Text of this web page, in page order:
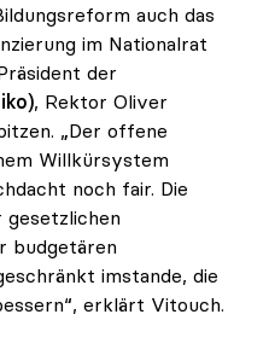
auch das
im Nationalrat
der
, Rektor Oliver
„Der offene
Willkürsystem
noch fair. Die
budgetären
imstande, die
erklärt Vitouch.